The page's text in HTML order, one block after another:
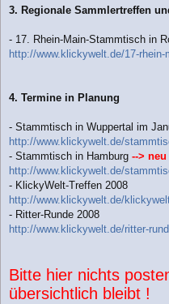
3. Regionale Sammlertreffen
- 17. Rhein-Main-Stammtisch in
http://www.klickywelt.de/17-rhein-
4. Termine in Planung
- Stammtisch in Wuppertal im
http://www.klickywelt.de/
- Stammtisch in Hamburg --> neu
http://www.klickywelt.de/
- KlickyWelt-Treffen 2008
http://www.klickywelt.de/
- Ritter-Runde 2008
http://www.klickywelt.de/ritter-
Bitte hier nichts
übersichtlich bleibt !